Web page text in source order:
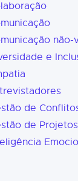
não-
e
de
de Projetos